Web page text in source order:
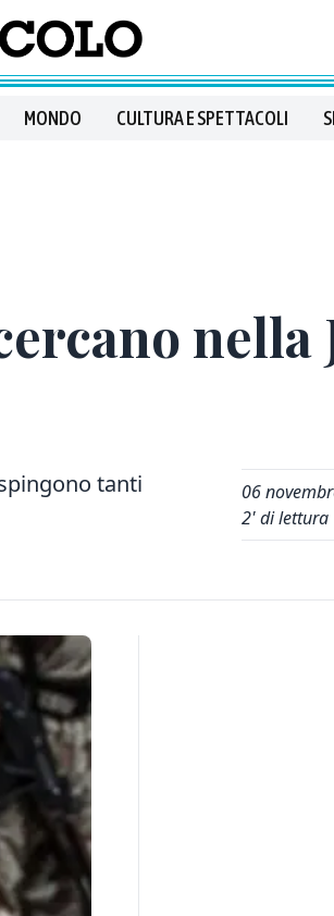
MONDO CULTURA E SPETTACOLI
nella
tanti
06
2' di lettura